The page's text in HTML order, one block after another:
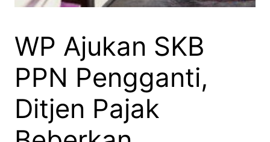
WP Ajukan SKB
PPN Pengganti,
Ditjen Pajak